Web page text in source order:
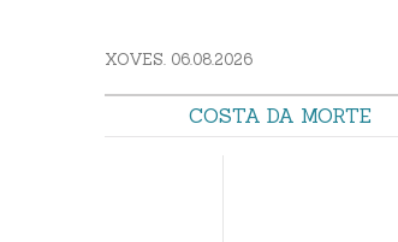
XOVES. 06.08.2026
COSTA DA MORTE